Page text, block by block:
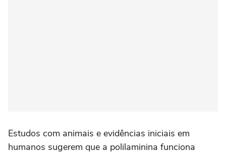
Estudos com animais e evidências iniciais em
humanos sugerem que a polilaminina funciona